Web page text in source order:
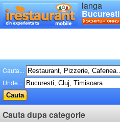
langa
Bucuresti
Cauta...
Unde...
Cauta dupa categorie